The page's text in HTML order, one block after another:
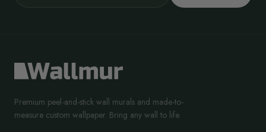
Premium peel-and-stick wall murals and made-to-
measure custom wallpaper. Bring any wall to life.